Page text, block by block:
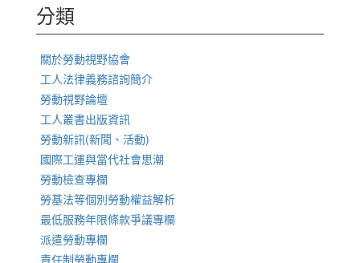
分類
關於勞動視野協會
工人法律義務諮詢簡介
勞動視野論壇
工人叢書出版資訊
勞動新訊(新聞、活動)
國際工運與當代社會思潮
勞動檢查專欄
勞基法等個別勞動權益解析
最低服務年限條款爭議專欄
派遣勞動專欄
責任制勞動專欄